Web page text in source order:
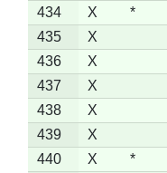
434
X *
435
X
436
X
437
X
438
X
439
X
440
X *